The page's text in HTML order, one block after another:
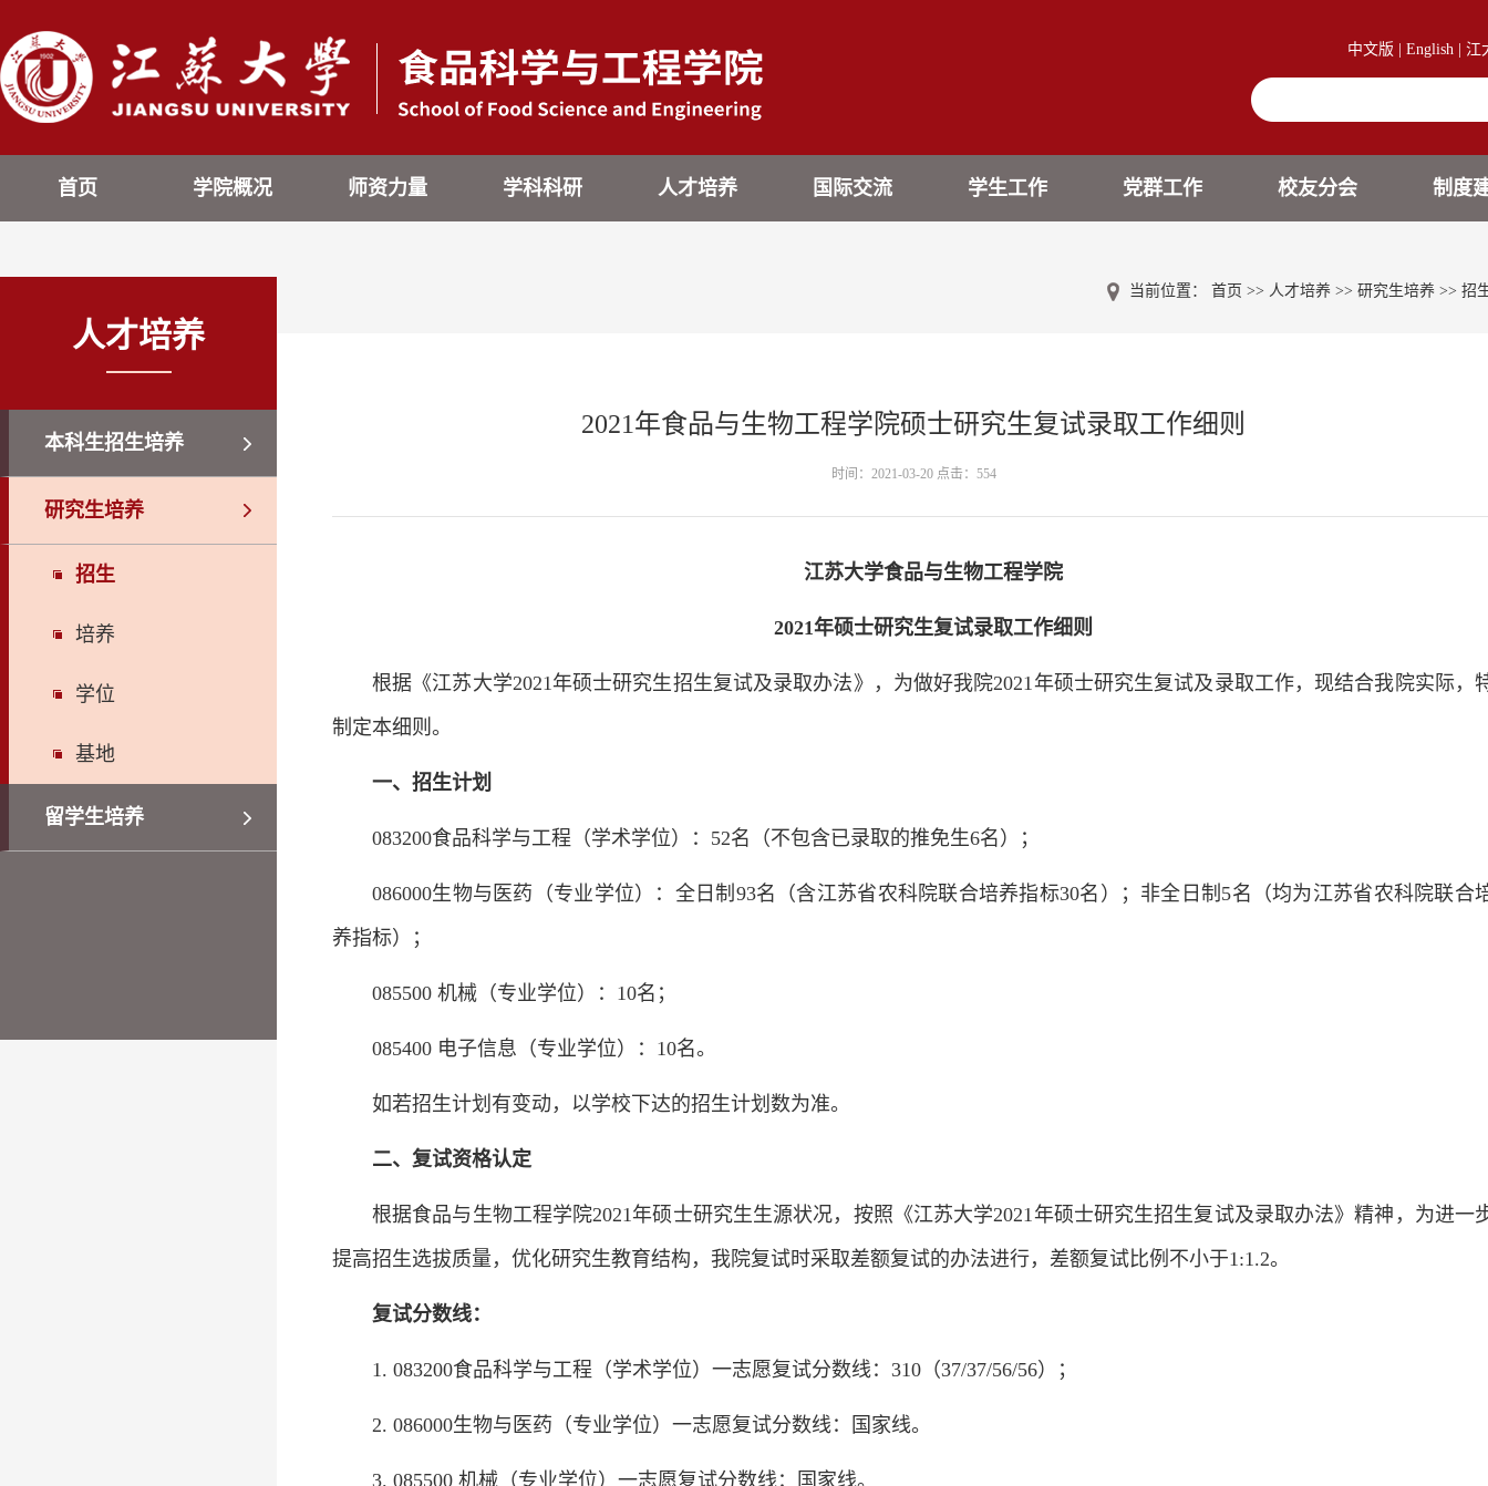
中文版 English 江
首页 学院概况 师资力量 学科科研 人才培养 国际交流 学生工作 党群工作 校友分会 制度
人才培养
本科生招生培养
研究生培养
招生
培养
学位
基地
留学生培养
当前位置： 首页 >> 人才培养 >> 研究生培养 >> 招
2021年食品与生物工程学院硕士研究生复试录取工作细则
时间：2021-03-20 点击： 554
江苏大学食品与生物工程学院
2021年硕士研究生复试录取工作细则
根据《江苏大学2021年硕士研究生招生复试及录取办法》，为做好我院2021年硕士研究生复试及录取工作，现结合我院实际，
制定本细则。
一、招生计划
083200食品科学与工程（学术学位）：52名（不包含已录取的推免生6名）；
086000生物与医药（专业学位）：全日制93名（含江苏省农科院联合培养指标30名）；非全日制5名（均为江苏省农科院联合
养指标）；
085500 机械（专业学位）：10名；
085400 电子信息（专业学位）：10名。
如若招生计划有变动，以学校下达的招生计划数为准。
二、复试资格认定
根据食品与生物工程学院2021年硕士研究生生源状况，按照《江苏大学2021年硕士研究生招生复试及录取办法》精神，为进一
提高招生选拔质量，优化研究生教育结构，我院复试时采取差额复试的办法进行，差额复试比例不小于1:1.2。
复试分数线：
1. 083200食品科学与工程（学术学位）一志愿复试分数线：310（37/37/56/56）；
2. 086000生物与医药（专业学位）一志愿复试分数线：国家线。
3. 085500 机械（专业学位）一志愿复试分数线：国家线。